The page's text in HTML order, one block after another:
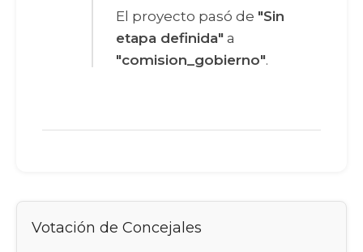
El proyecto pasó de "Sin
etapa definida" a
"comision_gobierno".
Votación de Concejales